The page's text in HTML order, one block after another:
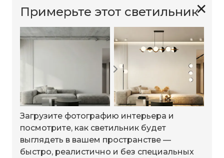
✕
Примерьте этот светильник
Загрузите фотографию интерьера и
посмотрите, как светильник будет
выглядеть в вашем пространстве —
быстро, реалистично и без специальных